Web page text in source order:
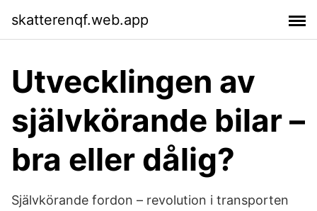
skatterenqf.web.app
Utvecklingen av
självkörande bilar –
bra eller dålig?
Självkörande fordon – revolution i transporten